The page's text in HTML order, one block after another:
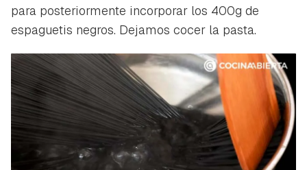
para posteriormente incorporar los 400g de
espaguetis negros. Dejamos cocer la pasta.